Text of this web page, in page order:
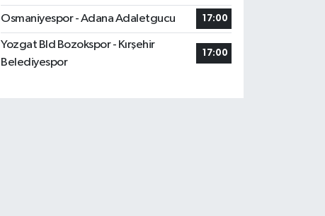
Osmaniyespor - Adana Adaletgucu 17:00
Yozgat Bld Bozokspor - Kırşehir
Belediyespor
17:00